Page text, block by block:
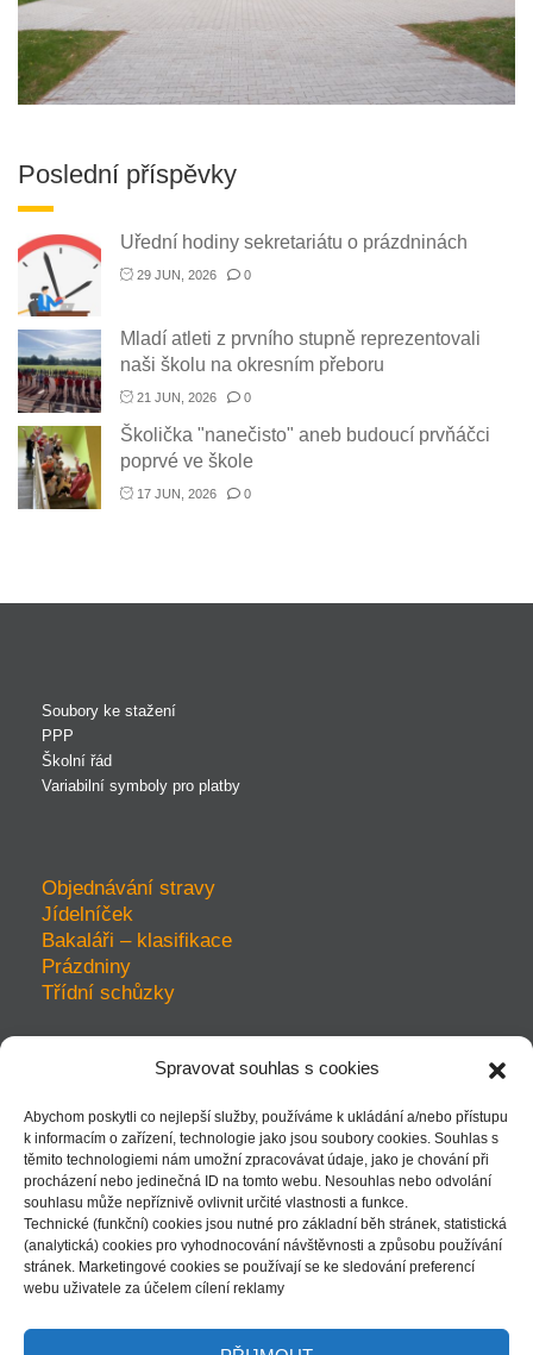
Spravovat souhlas s cookies
Abychom poskytli co nejlepší služby, používáme k ukládání a/nebo přístupu
k informacím o zařízení, technologie jako jsou soubory cookies. Souhlas s
těmito technologiemi nám umožní zpracovávat údaje, jako je chování při
procházení nebo jedinečná ID na tomto webu. Nesouhlas nebo odvolání
souhlasu může nepříznivě ovlivnit určité vlastnosti a funkce.
Technické (funkční) cookies jsou nutné pro základní běh stránek, statistická
(analytická) cookies pro vyhodnocování návštěvnosti a způsobu používání
stránek. Marketingové cookies se používají se ke sledování preferencí
webu uživatele za účelem cílení reklamy
Poslední příspěvky
Uřední hodiny sekretariátu o prázdninách
29 JUN, 2026 0
Mladí atleti z prvního stupně reprezentovali
naši školu na okresním přeboru
21 JUN, 2026 0
Školička "nanečisto" aneb budoucí prvňáčci
poprvé ve škole
17 JUN, 2026 0
Soubory ke stažení
PPP
Školní řád
Variabilní symboly pro platby
Objednávání stravy
Jídelníček
Bakaláři – klasifikace
Prázdniny
Třídní schůzky
ochrana soukromí
mapa webu
kudy k nám - mapka
| přihlásit |